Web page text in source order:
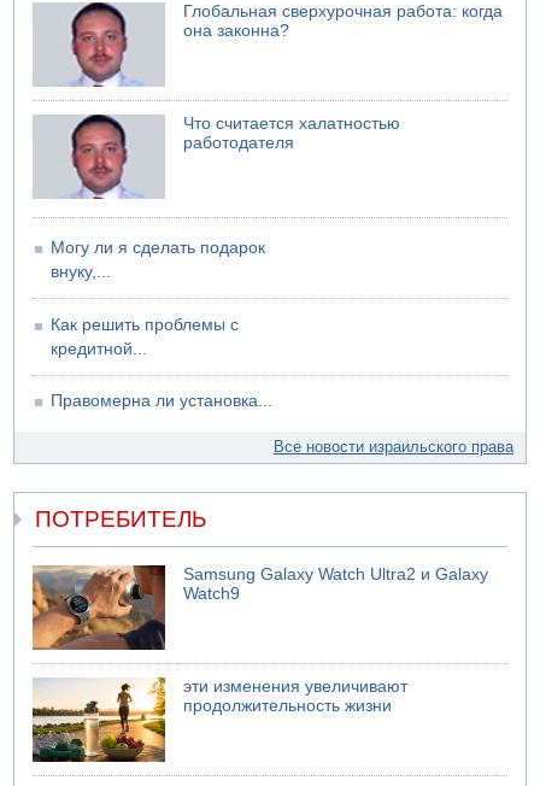
Глобальная сверхурочная работа: когда
она законна?
Что считается халатностью
работодателя
Могу ли я сделать подарок
внуку,...
Как решить проблемы с
кредитной...
Правомерна ли установка...
Все новости израильского права
ПОТРЕБИТЕЛЬ
Samsung Galaxy Watch Ultra2 и Galaxy
Watch9
эти изменения увеличивают
продолжительность жизни